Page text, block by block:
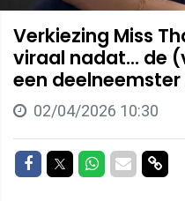
Verkiezing Miss
viraal nadat... de
een
02/04/2026 10:30
Delen op Facebook
Delen op Twitter
Delen op
Delen